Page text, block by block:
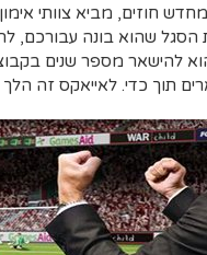
חוזים, מביא צוותי
שהוא בונה עבורכם,
להישאר מספר שנים
תוך כדי. לאייאקס זה